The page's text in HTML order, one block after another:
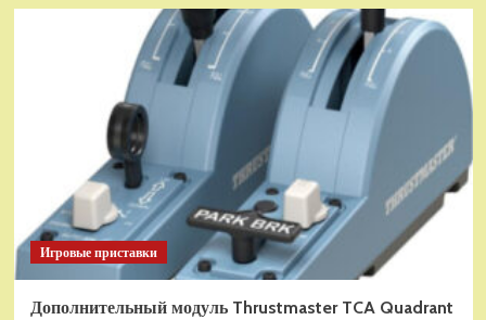
Игровые приставки
Дополнительный модуль Thrustmaster TCA Quadrant